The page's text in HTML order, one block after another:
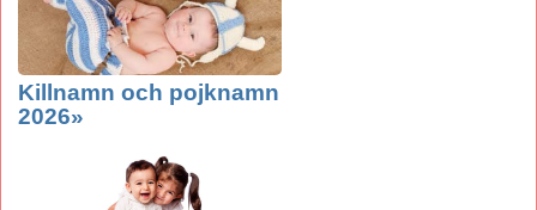
Killnamn och pojknamn
2026»